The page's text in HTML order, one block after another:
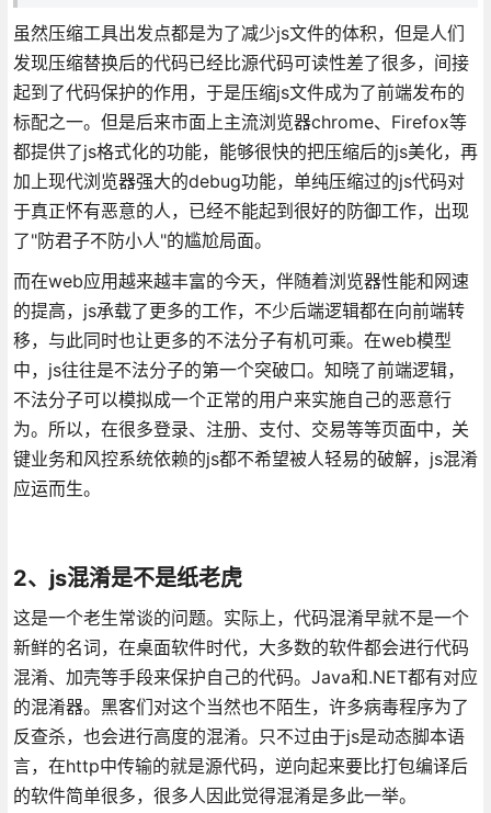
虽然压缩工具出发点都是为了减少js文件的体积，但是人们
发现压缩替换后的代码已经比源代码可读性差了很多，间接
起到了代码保护的作用，于是压缩js文件成为了前端发布的
标配之一。但是后来市面上主流浏览器chrome、Firefox等
都提供了js格式化的功能，能够很快的把压缩后的js美化，再
加上现代浏览器强大的debug功能，单纯压缩过的js代码对
于真正怀有恶意的人，已经不能起到很好的防御工作，出现
了"防君子不防小人"的尴尬局面。
而在web应用越来越丰富的今天，伴随着浏览器性能和网速
的提高，js承载了更多的工作，不少后端逻辑都在向前端转
移，与此同时也让更多的不法分子有机可乘。在web模型
中，js往往是不法分子的第一个突破口。知晓了前端逻辑，
不法分子可以模拟成一个正常的用户来实施自己的恶意行
为。所以，在很多登录、注册、支付、交易等等页面中，关
键业务和风控系统依赖的js都不希望被人轻易的破解，js混淆
应运而生。
2、js混淆是不是纸老虎
这是一个老生常谈的问题。实际上，代码混淆早就不是一个
新鲜的名词，在桌面软件时代，大多数的软件都会进行代码
混淆、加壳等手段来保护自己的代码。Java和.NET都有对应
的混淆器。黑客们对这个当然也不陌生，许多病毒程序为了
反查杀，也会进行高度的混淆。只不过由于js是动态脚本语
言，在http中传输的就是源代码，逆向起来要比打包编译后
的软件简单很多，很多人因此觉得混淆是多此一举。